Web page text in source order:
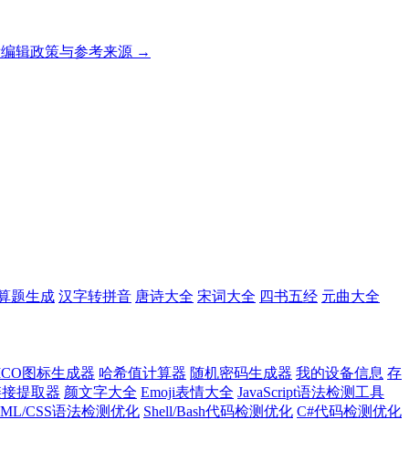
辑政策与参考来源 →
题生成 汉字转拼音 唐诗大全 宋词大全 四书五经 元曲大全
图标生成器 哈希值计算器 随机密码生成器 我的设备信息 存
提取器 颜文字大全 Emoji表情大全 JavaScript语法检测工具
CSS语法检测优化 Shell/Bash代码检测优化 C#代码检测优化